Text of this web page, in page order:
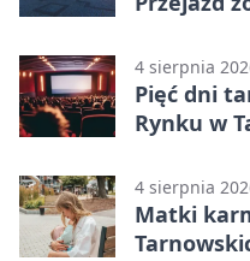
4 sierpnia
Pięć dni
Rynku w
4 sierpnia
Matki